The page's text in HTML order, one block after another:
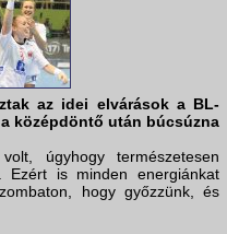
az idei elvárások a BL-
középdöntő után búcsúzna
úgyhogy természetesen
Ezért is minden energiánkat
hogy győzzünk, és